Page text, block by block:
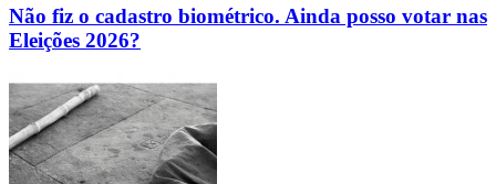
Não fiz o cadastro biométrico. Ainda posso votar nas
Eleições 2026?